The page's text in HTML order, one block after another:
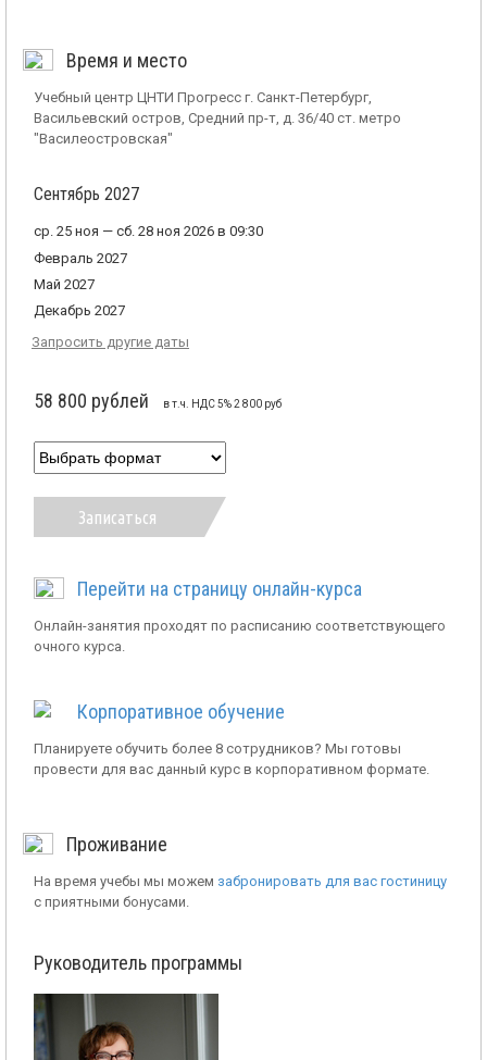
Время и место
Учебный центр ЦНТИ Прогресс г. Санкт-Петербург,
Васильевский остров, Средний пр-т, д. 36/40 ст. метро
"Василеостровская"
Сентябрь 2027
ср. 25 ноя — сб. 28 ноя 2026 в 09:30
Февраль 2027
Май 2027
Декабрь 2027
Запросить другие даты
58 800 рублей в т.ч. НДС 5% 2 800 руб
Записаться
Перейти на страницу онлайн-курса
Онлайн-занятия проходят по расписанию соответствующего
очного курса.
Корпоративное обучение
Планируете обучить более 8 сотрудников? Мы готовы
провести для вас данный курс в корпоративном формате.
Проживание
На время учебы мы можем забронировать для вас гостиницу
с приятными бонусами.
Руководитель программы